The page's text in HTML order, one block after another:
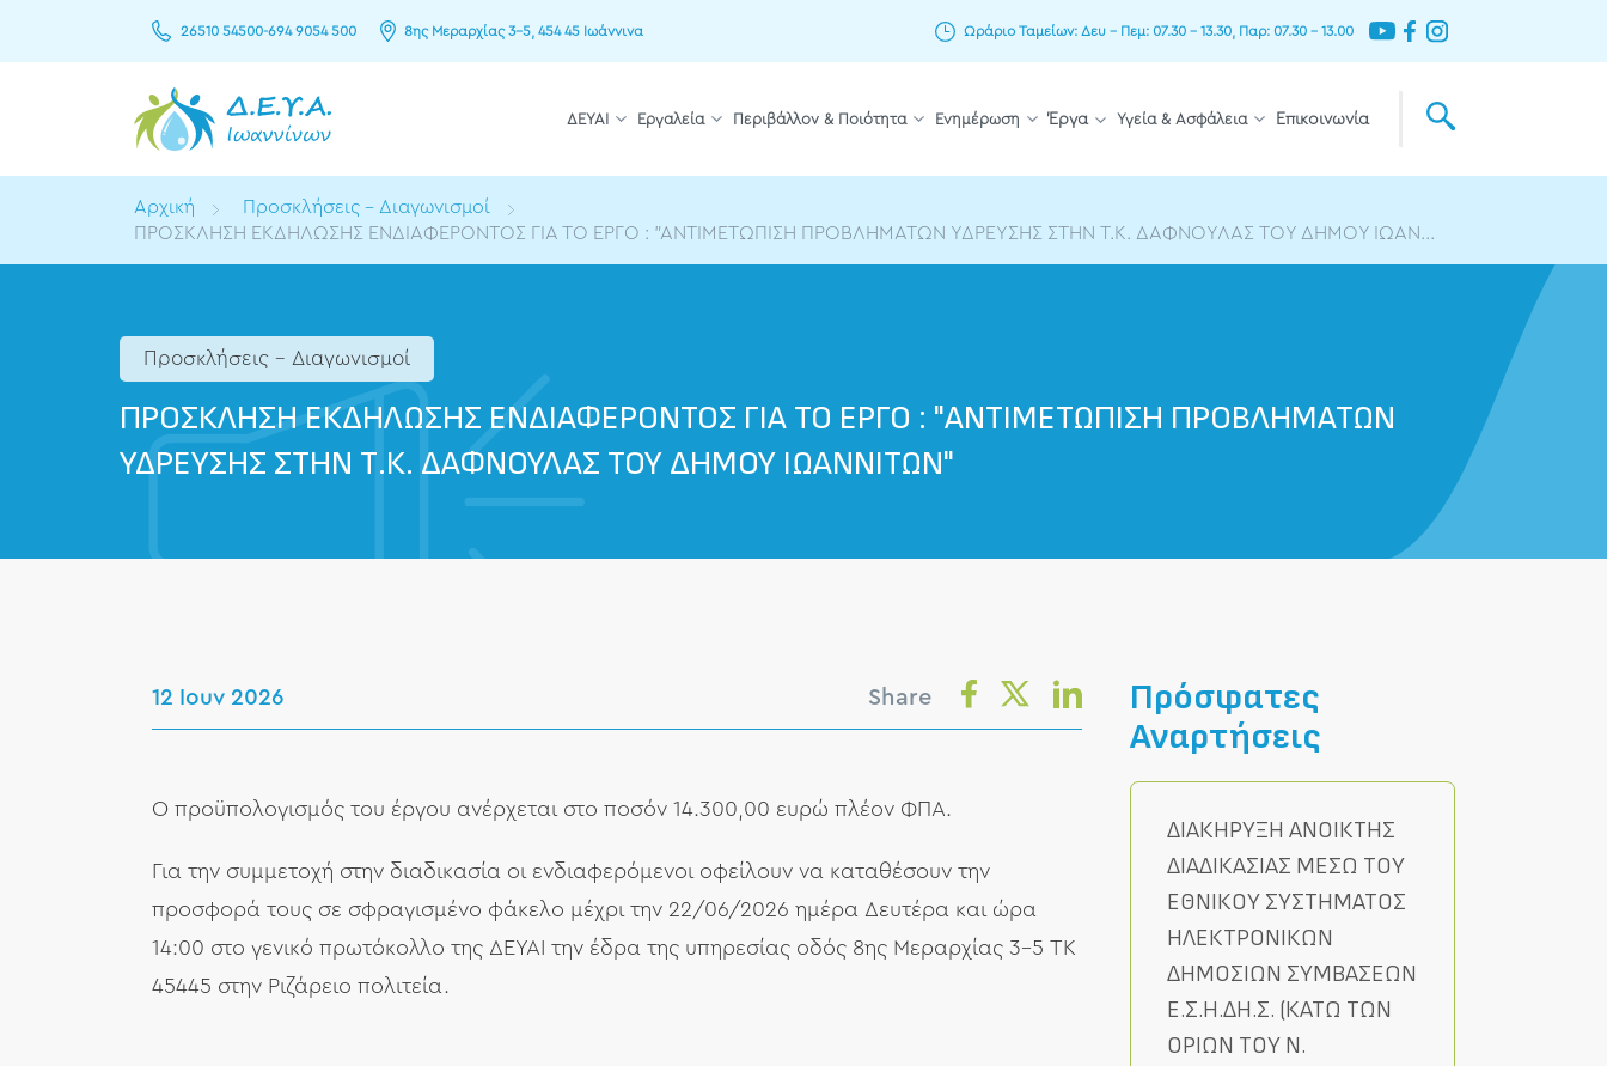
26510 54500-694 9054 500 8ης Μεραρχίας 3–5, 454 45 Ιωάννινα Ωράριο Ταμείων: Δευ – Πεμ: 07.30 – 13.30, Παρ: 07.30 – 13.00
ΔΕΥΑΙ Εργαλεία Περιβάλλον & Ποιότητα Ενημέρωση Έργα Υγεία & Ασφάλεια Επικοινωνία
Αρχική
Προσκλήσεις - Διαγωνισμοί
ΠΡΟΣΚΛΗΣΗ ΕΚΔΗΛΩΣΗΣ ΕΝΔΙΑΦΕΡΟΝΤΟΣ ΓΙΑ ΤΟ ΕΡΓΟ : "ΑΝΤΙΜΕΤΩΠΙΣΗ ΠΡΟΒΛΗΜΑΤΩΝ ΥΔΡΕΥΣΗΣ ΣΤΗΝ Τ.Κ. ΔΑΦΝΟΥΛΑΣ ΤΟΥ ΔΗΜΟΥ ΙΩΑΝ...
Προσκλήσεις - Διαγωνισμοί
ΠΡΟΣΚΛΗΣΗ ΕΚΔΗΛΩΣΗΣ ΕΝΔΙΑΦΕΡΟΝΤΟΣ ΓΙΑ ΤΟ ΕΡΓΟ : "ΑΝΤΙΜΕΤΩΠΙΣΗ ΠΡΟΒΛΗΜΑΤΩΝ
ΥΔΡΕΥΣΗΣ ΣΤΗΝ Τ.Κ. ΔΑΦΝΟΥΛΑΣ ΤΟΥ ΔΗΜΟΥ ΙΩΑΝΝΙΤΩΝ"
12 Ιουν 2026 Share
Ο προϋπολογισμός του έργου ανέρχεται στο ποσόν 14.300,00 ευρώ πλέον ΦΠΑ.
Για την συμμετοχή στην διαδικασία οι ενδιαφερόμενοι οφείλουν να καταθέσουν την
προσφορά τους σε σφραγισμένο φάκελο μέχρι την 22/06/2026 ημέρα Δευτέρα και ώρα
14:00 στο γενικό πρωτόκολλο της ΔΕΥΑΙ την έδρα της υπηρεσίας οδός 8ης Μεραρχίας 3-5 ΤΚ
45445 στην Ριζάρειο πολιτεία.
Πρόσφατες
Αναρτήσεις
ΔΙΑΚΗΡΥΞΗ ΑΝΟΙΚΤΗΣ
ΔΙΑΔΙΚΑΣΙΑΣ ΜΕΣΩ ΤΟΥ
ΕΘΝΙΚΟΥ ΣΥΣΤΗΜΑΤΟΣ
ΗΛΕΚΤΡΟΝΙΚΩΝ
ΔΗΜΟΣΙΩΝ ΣΥΜΒΑΣΕΩΝ
Ε.Σ.Η.ΔΗ.Σ. (ΚΑΤΩ ΤΩΝ
ΟΡΙΩΝ ΤΟΥ Ν.